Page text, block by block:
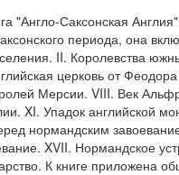
"Англо-Саксонская
периода, она
II. Королевства
церковь от
Мерсии. VIII. Век
XI. Упадок английской
нормандским
XVII. Нормандское
К книге приложена